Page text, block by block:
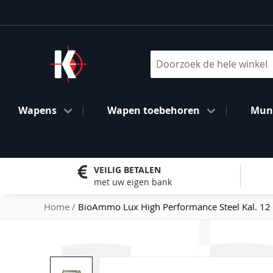
naar
inhoud
Wapens Wapen toebehoren
VEILIG BETALEN
met uw eigen bank
Home BioAmmo Lux High Performance Steel Kal.